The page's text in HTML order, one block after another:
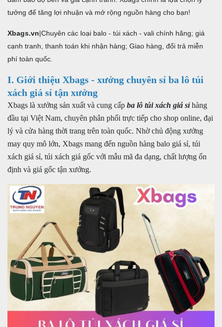
3. Giá sỉ cạnh tranh – ổn định quanh năm
III. Danh mục sản phẩm sỉ đa dạng
1. Chuyên sỉ balo giá rẻ và chất lượng
3. Sỉ balo túi xách theo yêu cầu
IV. Chính sách sỉ và hỗ trợ toàn diện
1. Bảng giá và chính sách sỉ linh hoạt
2. Hỗ trợ vận chuyển
3. Chính sách bảo hành và đổi trả
4. Hỗ trợ đại lý mới từ A–Z
V. Quy trình nhập sỉ từ A-Z
1. Chọn mẫu – tư vấn sản phẩm phù hợp
2. Báo giá & xác nhận đơn hàng
3. Sản xuất / xuất hàng nhanh
4. Giao hàng toàn quốc – hỗ trợ COD
VI. Lợi ích khi nhập ba lo túi xách giá sỉ tại Xbags
1. Tối ưu vốn
2. Mẫu mã bán chạy, dễ xoay vòng hàng
3. Cam kết nguồn hàng ổn định, lâu dài
+ Mua lẻ hoặc làm Nhà phân phối/Đại lý bán hàng nhãn
tưởng để tăng lợi nhuận và mở rộng nguồn hàng cho bạn!
Xbags.vn|Chuyên các loại balo - túi xách - vali chính hãng; giá
cạnh tranh, thanh toán khi nhận hàng; Giao hàng, đổi trả miễn
phí toàn quốc.
I. Giới thiệu Xbags - xưởng chuyên sỉ ba lô túi
xách giá sỉ tận xưởng
Xbags là xưởng sản xuất và cung cấp ba lô túi xách giá sỉhàng
đầu tại Việt Nam, chuyên phân phối trực tiếp cho shop online, đại
lý và cửa hàng thời trang trên toàn quốc. Nhờ chủ động xưởng
may quy mô lớn, Xbags mang đến nguồn hàng balo giá sỉ, túi
xách giá sỉ, túi xách giá gốc với mẫu mã đa dạng, chất lượng ổn
định và giá gốc tận xưởng.